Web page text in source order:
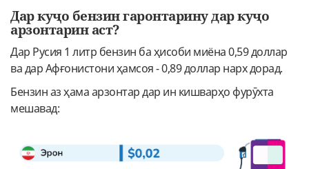
Дар куҷо бензин гаронтарину дар куҷо
арзонтарин аст?
Дар Русия 1 литр бензин ба ҳисоби миёна 0,59 доллар
ва дар Афғонистони ҳамсоя - 0,89 доллар нарх дорад.
Бензин аз ҳама арзонтар дар ин кишварҳо фурӯхта
мешавад: